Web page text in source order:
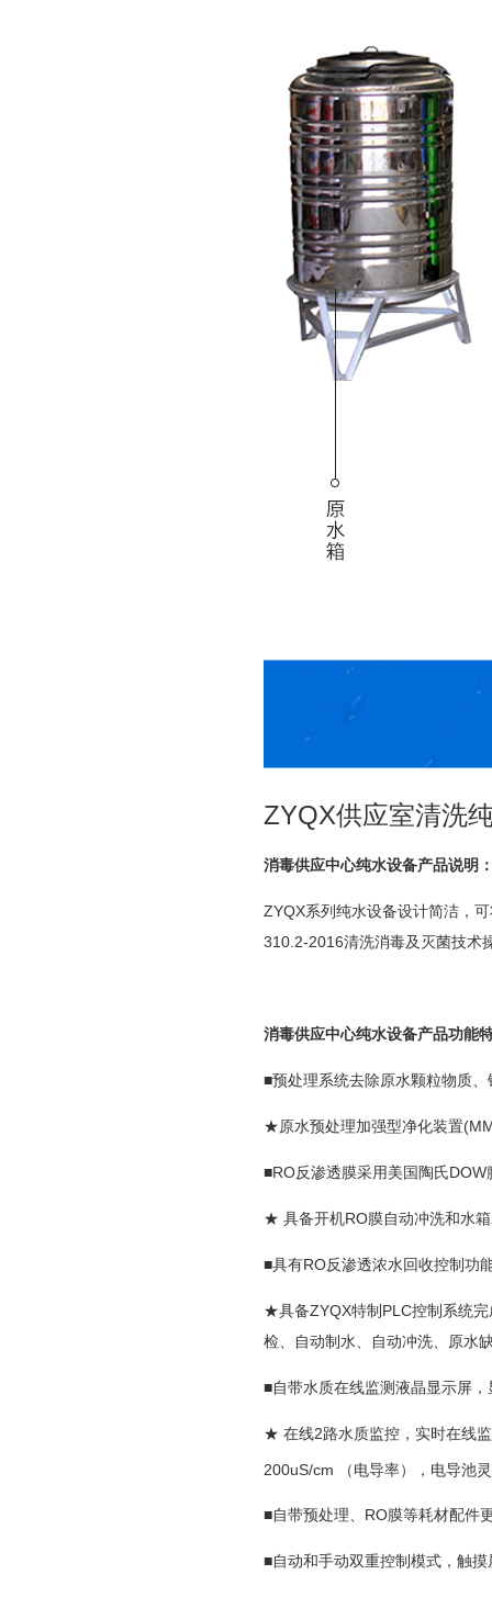
ZYQX供应室清洗
消毒供应中心纯水设备产品说明
ZYQX系列纯水设备设计简洁，
310.2-2016清洗消毒及灭菌技术
消毒供应中心纯水设备产品功能
■预处理系统去除原水颗粒物质
★原水预处理加强型净化装置
■RO反渗透膜采用美国陶氏
★ 具备开机RO膜自动冲洗和水
■具有RO反渗透浓水回收控制功
★具备ZYQX特制PLC控制系统
检、自动制水、自动冲洗、原水
■自带水质在线监测液晶显示屏
★ 在线2路水质监控，实时在线
200uS/cm （电导率），电导池
■自带预处理、RO膜等耗材配件
■自动和手动双重控制模式，触